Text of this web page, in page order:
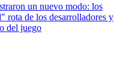
un nuevo modo: los
rota de los desarrolladores y
del juego